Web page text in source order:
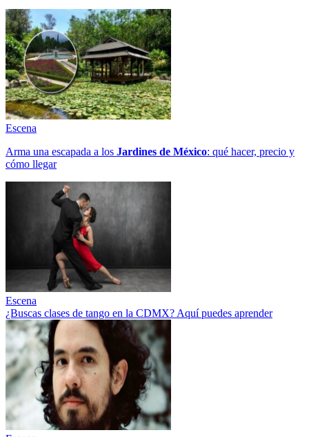
Escena
Arma una escapada a los Jardines de México: qué hacer, precio y
cómo llegar
Escena
¿Buscas clases de tango en la CDMX? Aquí puedes aprender